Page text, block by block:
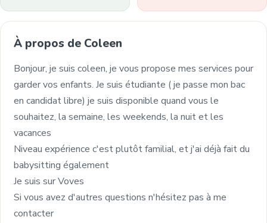
À propos de Coleen
Bonjour, je suis coleen, je vous propose mes services pour
garder vos enfants. Je suis étudiante ( je passe mon bac
en candidat libre) je suis disponible quand vous le
souhaitez, la semaine, les weekends, la nuit et les
vacances
Niveau expérience c'est plutôt familial, et j'ai déjà fait du
babysitting également
Je suis sur Voves
Si vous avez d'autres questions n'hésitez pas à me
contacter